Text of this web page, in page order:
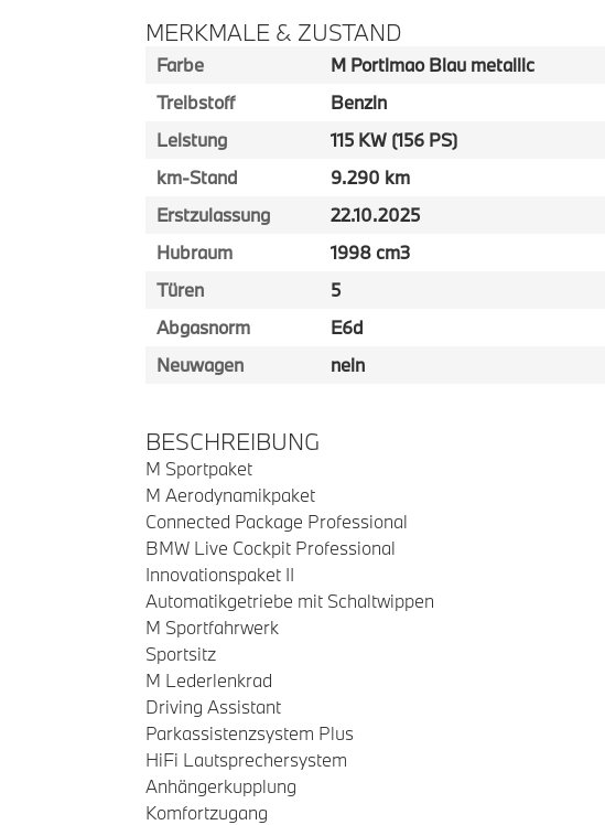
MERKMALE & ZUSTAND
Farbe
M Portimao Blau metallic
Treibstoff
Benzin
Leistung
115 KW (156 PS)
km-Stand
9.290 km
Erstzulassung
22.10.2025
Hubraum
1998 cm3
Türen
5
Abgasnorm
E6d
Neuwagen
nein
BESCHREIBUNG
M Sportpaket
M Aerodynamikpaket
Connected Package Professional
BMW Live Cockpit Professional
Innovationspaket II
Automatikgetriebe mit Schaltwippen
M Sportfahrwerk
Sportsitz
M Lederlenkrad
Driving Assistant
Parkassistenzsystem Plus
HiFi Lautsprechersystem
Anhängerkupplung
Komfortzugang